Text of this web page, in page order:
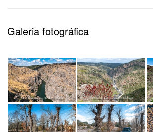
Galeria fotográfica